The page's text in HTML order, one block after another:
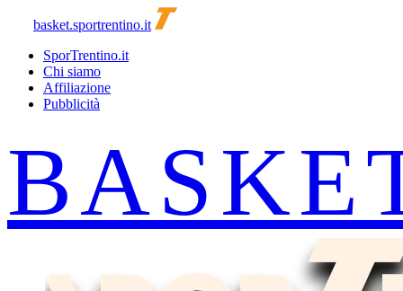
basket.sportrentino.it
SporTrentino.it
Chi siamo
Affiliazione
Pubblicità